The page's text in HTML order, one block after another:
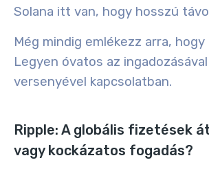
Solana itt van, hogy hosszú
Még mindig emlékezz arra,
Legyen óvatos az
versenyével kapcsolatban.
Ripple: A globális fizetések
vagy kockázatos fogadás?